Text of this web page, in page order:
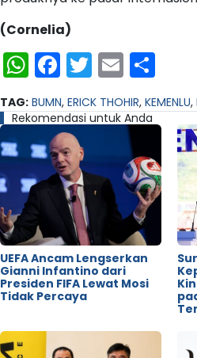
(Cornelia)
WhatsApp
Facebook
Twitter
Email
TAG: BUMN, ERICK THOHIR, KEMENLU,
Rekomendasi untuk Anda
UEFA Ancam Lengserkan
Gianni Infantino dari
Presiden FIFA Lewat Mosi
Tidak Percaya